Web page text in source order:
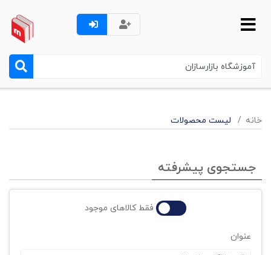
خانه لیست محصولات
جستجوی پیشرفته
فقط کالاهای موجود
عنوان